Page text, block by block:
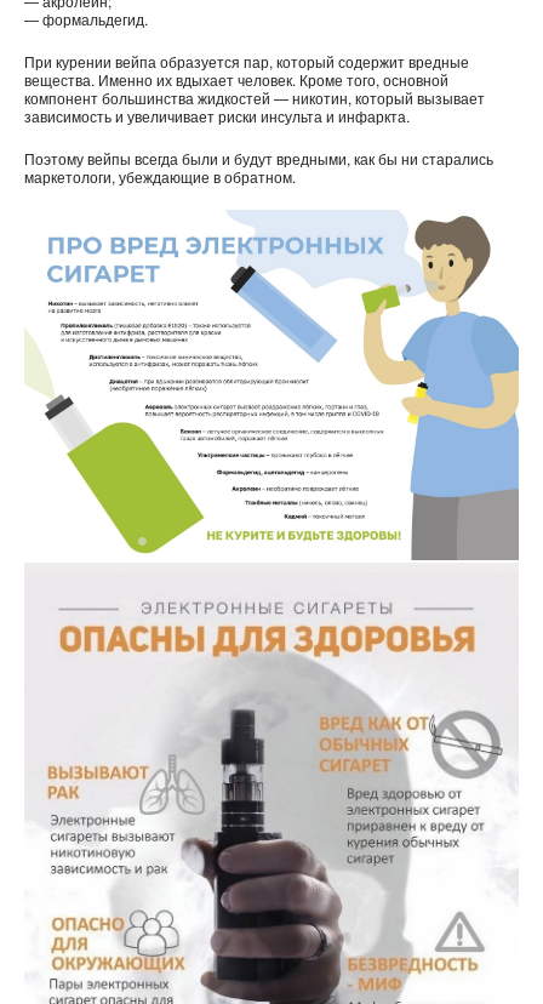
— формальдегид.
При курении вейпа образуется пар, который содержит вредные
вещества. Именно их вдыхает человек. Кроме того, основной
компонент большинства жидкостей — никотин, который вызывает
зависимость и увеличивает риски инсульта и инфаркта.
Поэтому вейпы всегда были и будут вредными, как бы ни старались
маркетологи, убеждающие в обратном.